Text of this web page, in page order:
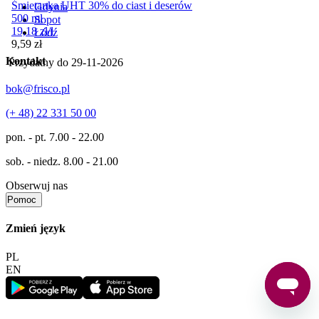
Śmietanka UHT 30% do ciast i deserów
500 ml
19,18 zł/l
Cena
9,59 zł
Przydatny do 29-11-2026
Gdynia
Sopot
Łódź
Kontakt
bok@frisco.pl
(+ 48) 22 331 50 00
pon. - pt. 7.00 - 22.00
sob. - niedz. 8.00 - 21.00
Obserwuj nas
Pomoc
Zmień język
PL
EN